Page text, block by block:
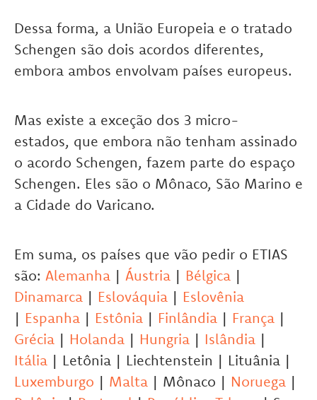
Dessa forma, a União Europeia e o tratado
Schengen são dois acordos diferentes,
embora ambos envolvam países europeus.
Mas existe a exceção dos 3 micro-
estados, que embora não tenham assinado
o acordo Schengen, fazem parte do espaço
Schengen. Eles são o Mônaco, São Marino e
a Cidade do Varicano.
Em suma, os países que vão pedir o ETIAS
são: Alemanha | Áustria | Bélgica |
Dinamarca | Eslováquia | Eslovênia
| Espanha | Estônia | Finlândia | França |
Grécia | Holanda | Hungria | Islândia |
Itália | Letônia | Liechtenstein | Lituânia |
Luxemburgo | Malta | Mônaco | Noruega |